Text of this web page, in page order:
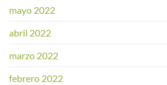
mayo 2022
abril 2022
marzo 2022
febrero 2022